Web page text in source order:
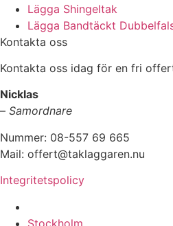
Lägga Shingeltak
Lägga Bandtäckt
Kontakta oss
Kontakta oss idag för en fri
Nicklas
– Samordnare
Nummer: 08-557 69 665
Mail: offert@taklaggaren.nu
Integritetspolicy
Stockholm,